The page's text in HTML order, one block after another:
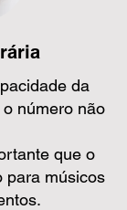
da
número não
que o
para músicos